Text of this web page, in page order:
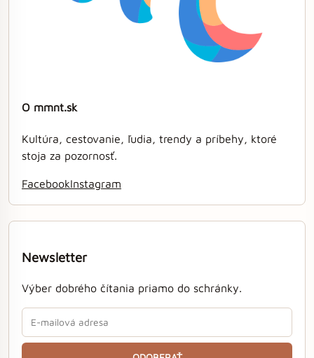
O mmnt.sk
Kultúra, cestovanie, ľudia, trendy a príbehy, ktoré
stoja za pozornosť.
FacebookInstagram
Newsletter
Výber dobrého čítania priamo do schránky.